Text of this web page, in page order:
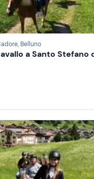
Belluno
a Santo Stefano